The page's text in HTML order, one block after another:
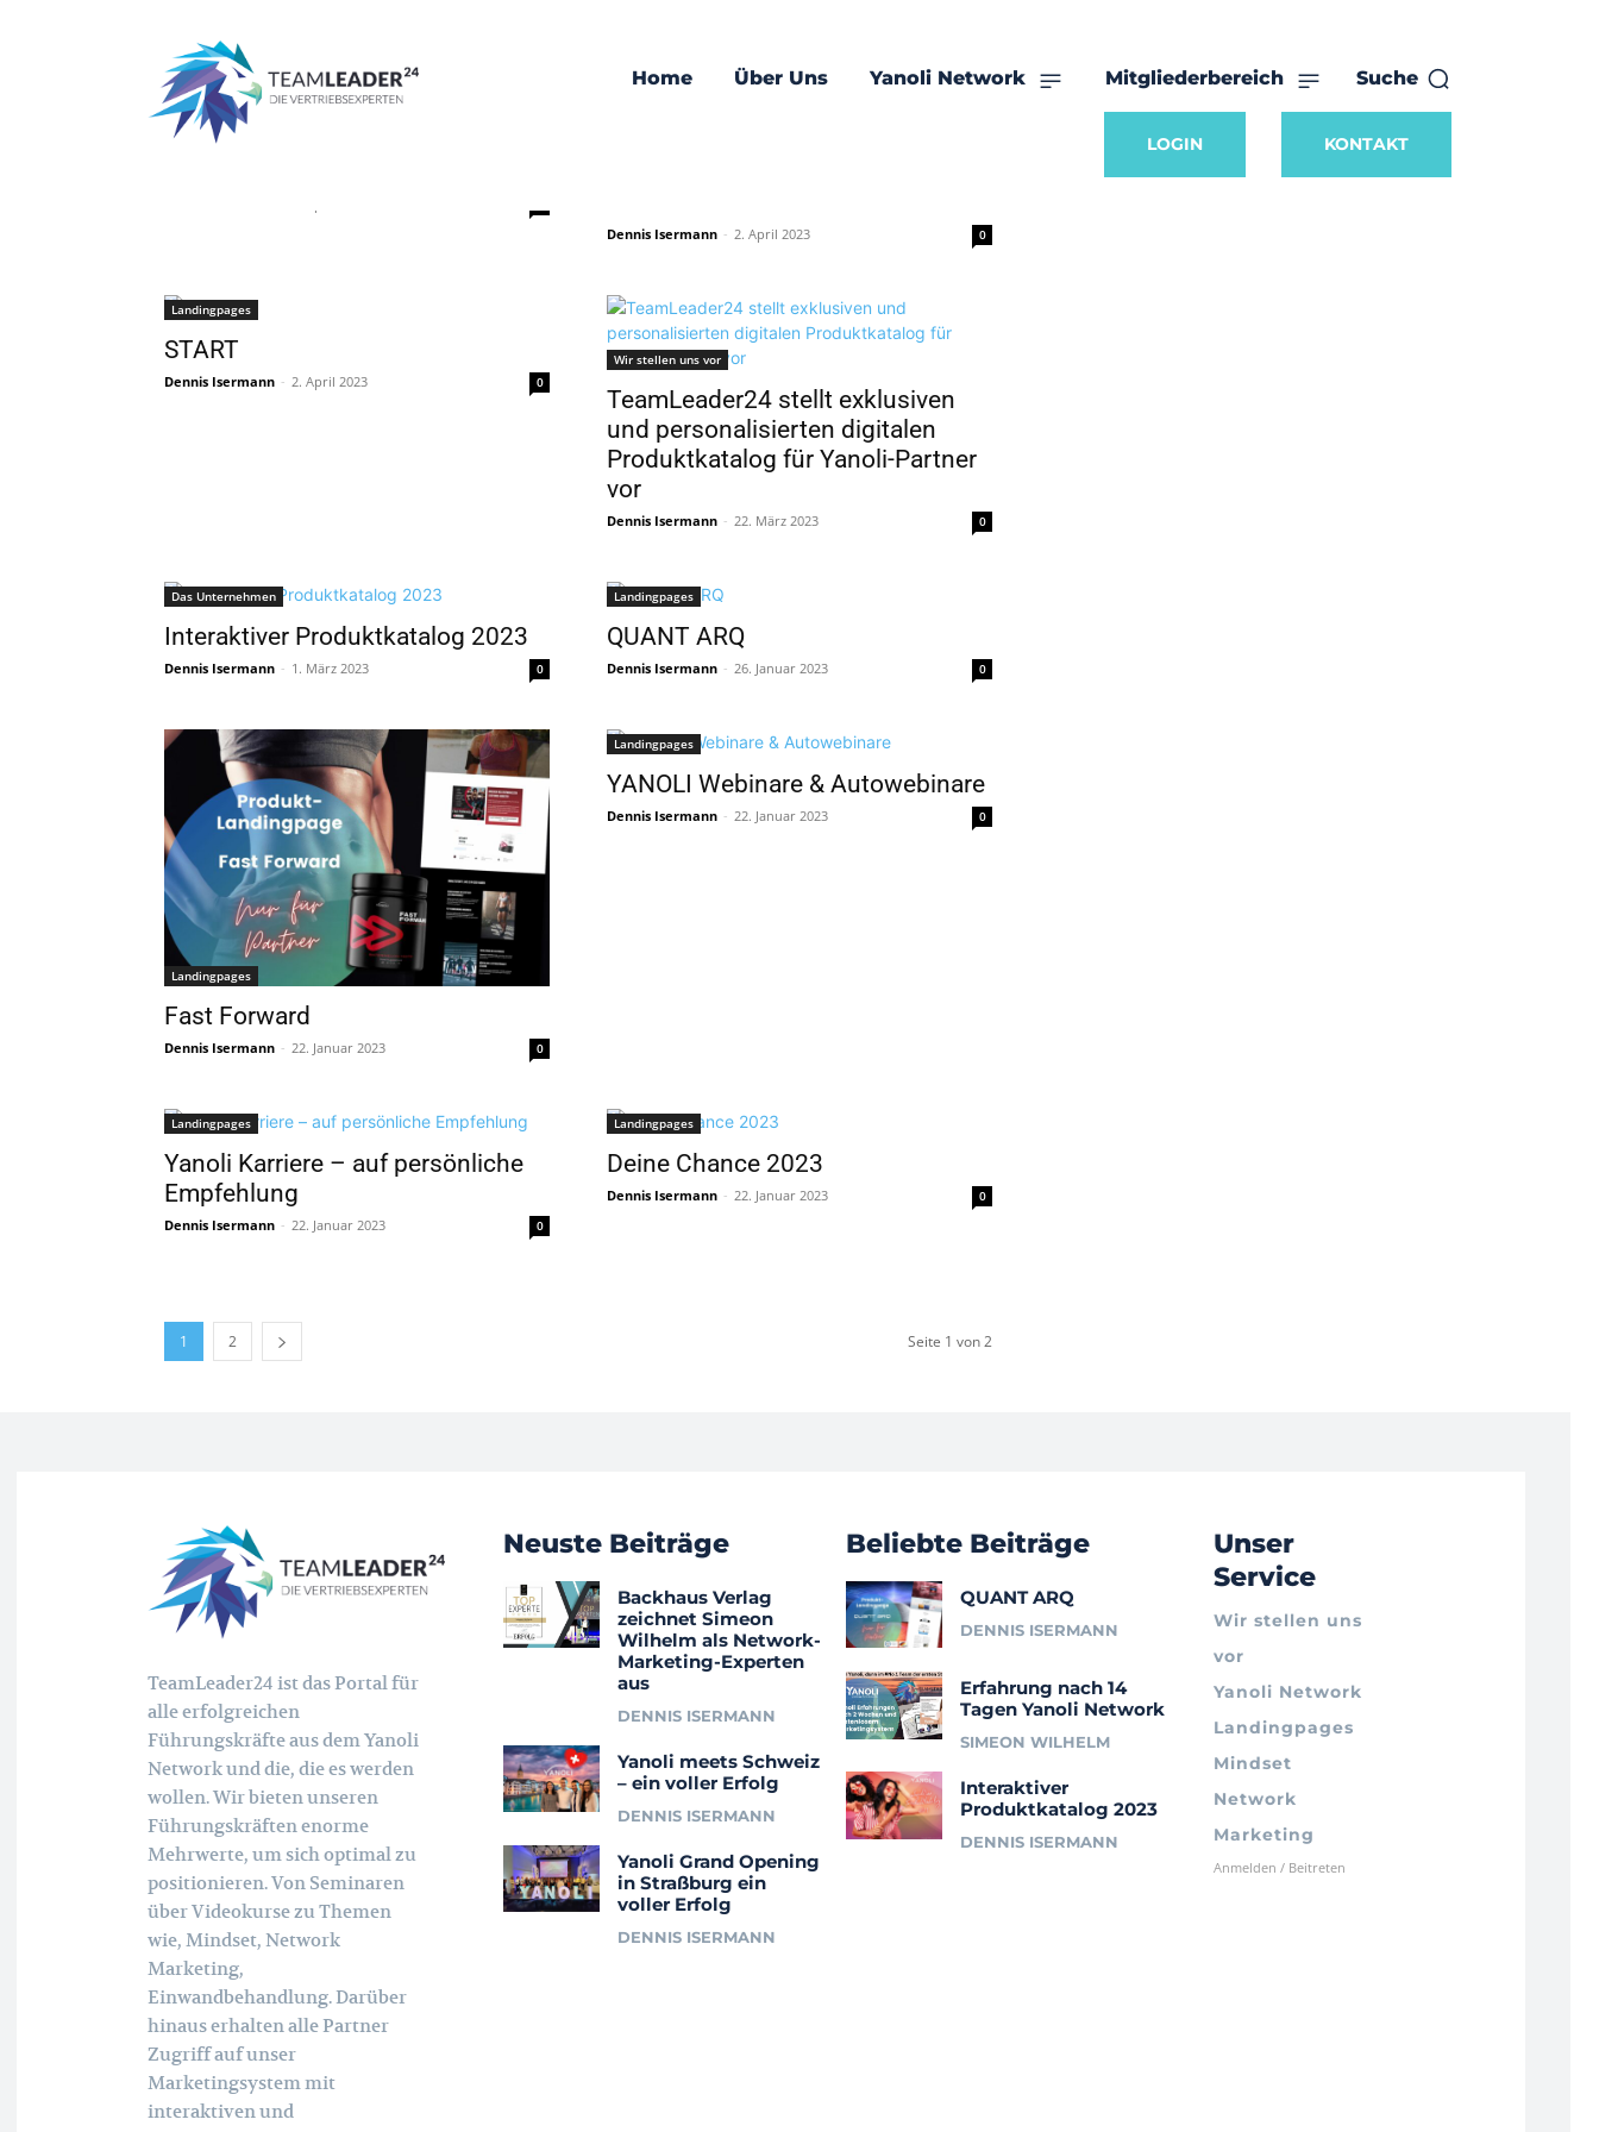
Home Über Uns Yanoli Network Mitgliederbereich Suche
LOGIN KONTAKT
Schlagworte
Tag: Landingpages Yanoli
Landingpages
Dennis Isermann - 2. April 2023 0
Landingpages
START
Dennis Isermann - 2. April 2023 0
Wir stellen uns vor
TeamLeader24 stellt exklusiven
und personalisierten digitalen
Produktkatalog für Yanoli-Partner
vor
Dennis Isermann - 22. März 2023 0
Das Unternehmen
Interaktiver Produktkatalog 2023
Dennis Isermann - 1. März 2023 0
Landingpages
QUANT ARQ
Dennis Isermann - 26. Januar 2023 0
Landingpages
Fast Forward
Dennis Isermann - 22. Januar 2023 0
Landingpages
YANOLI Webinare & Autowebinare
Dennis Isermann - 22. Januar 2023 0
Landingpages
Yanoli Karriere – auf persönliche
Empfehlung
Dennis Isermann - 22. Januar 2023 0
Landingpages
Deine Chance 2023
Dennis Isermann - 22. Januar 2023 0
1 2 Seite 1 von 2
TeamLeader24 ist das Portal für
alle erfolgreichen
Führungskräfte aus dem Yanoli
Network und die, die es werden
wollen. Wir bieten unseren
Führungskräften enorme
Mehrwerte, um sich optimal zu
positionieren. Von Seminaren
über Videokurse zu Themen
wie, Mindset, Network
Marketing,
Einwandbehandlung. Darüber
hinaus erhalten alle Partner
Zugriff auf unser
Marketingsystem mit
interaktiven und
Neuste Beiträge
Backhaus Verlag
zeichnet Simeon
Wilhelm als Network-
Marketing-Experten
aus
DENNIS ISERMANN
Yanoli meets Schweiz
– ein voller Erfolg
DENNIS ISERMANN
Yanoli Grand Opening
in Straßburg ein
voller Erfolg
DENNIS ISERMANN
Beliebte Beiträge
QUANT ARQ
DENNIS ISERMANN
Erfahrung nach 14
Tagen Yanoli Network
SIMEON WILHELM
Interaktiver
Produktkatalog 2023
DENNIS ISERMANN
Unser
Service
Wir stellen uns
vor
Yanoli Network
Landingpages
Mindset
Network
Marketing
Anmelden / Beitreten